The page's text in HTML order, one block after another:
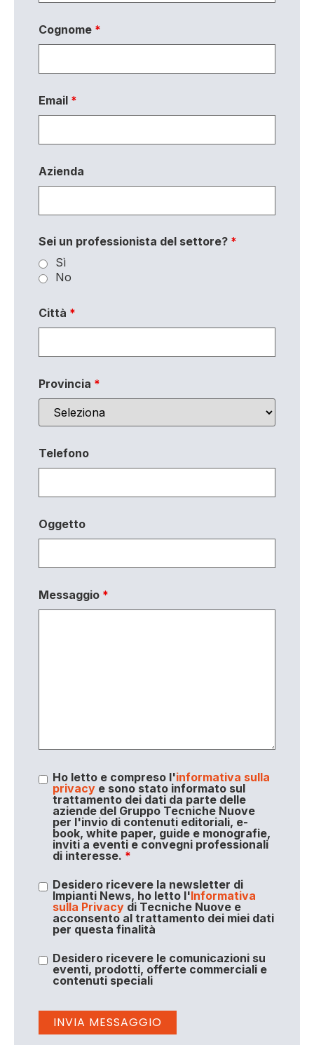
Cognome *
Email *
Azienda
Sei un professionista del settore? *
Sì
No
Città *
Provincia *
Telefono
Oggetto
Messaggio *
Ho letto e compreso l'informativa sulla
privacye sono stato informato sul
trattamento dei dati da parte delle
aziende del Gruppo Tecniche Nuove
per l'invio di contenuti editoriali, e-
book, white paper, guide e monografie,
inviti a eventi e convegni professionali
di interesse. *
Desidero ricevere la newsletter di
Impianti News, ho letto l'Informativa
sulla Privacydi Tecniche Nuove e
acconsento al trattamento dei miei dati
per questa finalità
Desidero ricevere le comunicazioni su
eventi, prodotti, offerte commerciali e
contenuti speciali